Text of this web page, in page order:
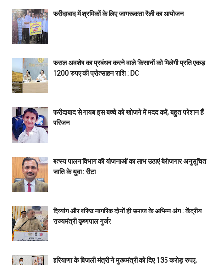
फरीदाबाद में श्रमिकों के लिए जागरूकता रैली का आयोजन
फसल अवशेष का प्रबंधन करने वाले किसानों को मिलेगी प्रति एकड़
1200 रुपए की प्रोत्साहन राशि : DC
फरीदाबाद से गायब इस बच्चे को खोजने में मदद करें, बहुत परेशान हैं
परिजन
मत्स्य पालन विभाग की योजनाओं का लाभ उठाएं बेरोजगार अनुसूचित
जाति के युवा : रीटा
दिव्यांग और वरिष्ठ नागरिक दोनों ही समाज के अभिन्न अंग : केंद्रीय
राज्यमंत्री कृष्णपाल गुर्जर
हरियाणा के बिजली मंत्री ने मुख्य्मंत्री को दिए 135 करोड़ रुपए,